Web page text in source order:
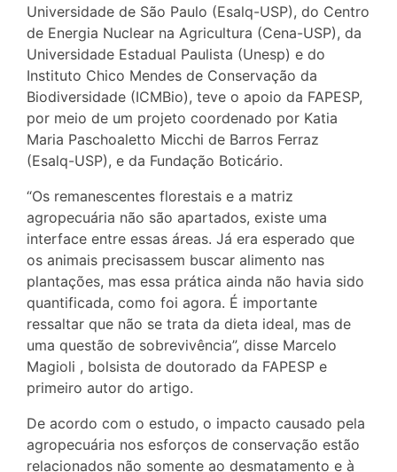
Universidade de São Paulo (Esalq-USP), do Centro
de Energia Nuclear na Agricultura (Cena-USP), da
Universidade Estadual Paulista (Unesp) e do
Instituto Chico Mendes de Conservação da
Biodiversidade (ICMBio), teve o apoio da FAPESP,
por meio de um projeto coordenado por Katia
Maria Paschoaletto Micchi de Barros Ferraz
(Esalq-USP), e da Fundação Boticário.
“Os remanescentes florestais e a matriz
agropecuária não são apartados, existe uma
interface entre essas áreas. Já era esperado que
os animais precisassem buscar alimento nas
plantações, mas essa prática ainda não havia sido
quantificada, como foi agora. É importante
ressaltar que não se trata da dieta ideal, mas de
uma questão de sobrevivência”, disse Marcelo
Magioli , bolsista de doutorado da FAPESP e
primeiro autor do artigo.
De acordo com o estudo, o impacto causado pela
agropecuária nos esforços de conservação estão
relacionados não somente ao desmatamento e à